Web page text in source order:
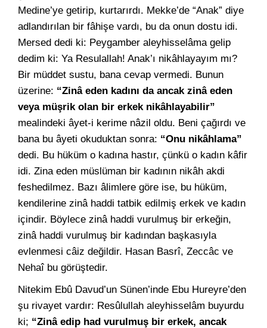
Medine’ye getirip, kurtarırdı. Mekke’de “Anak” diye
adlandırılan bir fâhişe vardı, bu da onun dostu idi.
Mersed dedi ki: Peygamber aleyhisselâma gelip
dedim ki: Ya Resulallah! Anak’ı nikâhlayayım mı?
Bir müddet sustu, bana cevap vermedi. Bunun
üzerine: “Zinâ eden kadını da ancak zinâ eden
veya müşrik olan bir erkek nikâhlayabilir”
mealindeki âyet-i kerime nâzil oldu. Beni çağırdı ve
bana bu âyeti okuduktan sonra: “Onu nikâhlama”
dedi. Bu hüküm o kadına hastır, çünkü o kadın kâfir
idi. Zina eden müslüman bir kadının nikâh akdi
feshedilmez. Bazı âlimlere göre ise, bu hüküm,
kendilerine zinâ haddi tatbik edilmiş erkek ve kadın
içindir. Böylece zinâ haddi vurulmuş bir erkeğin,
zinâ haddi vurulmuş bir kadından başkasıyla
evlenmesi câiz değildir. Hasan Basrî, Zeccâc ve
Nehaî bu görüştedir.
Nitekim Ebû Davud’un Sünen’inde Ebu Hureyre’den
şu rivayet vardır: Resûlullah aleyhisselâm buyurdu
ki; “Zinâ edip had vurulmuş bir erkek, ancak